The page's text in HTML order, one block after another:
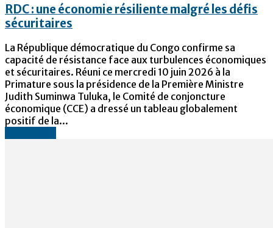
RDC : une économie résiliente malgré les défis
sécuritaires
La République démocratique du Congo confirme sa
capacité de résistance face aux turbulences économiques
et sécuritaires. Réuni ce mercredi 10 juin 2026 à la
Primature sous la présidence de la Première Ministre
Judith Suminwa Tuluka, le Comité de conjoncture
économique (CCE) a dressé un tableau globalement
positif de la...